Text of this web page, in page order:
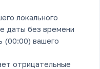
локального
даты без времени
(00:00) вашего
отрицательные